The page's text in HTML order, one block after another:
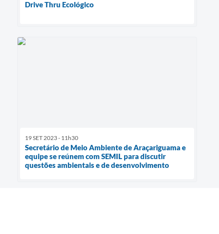
Drive Thru Ecológico
19 SET 2023 - 11h30
Secretário de Meio Ambiente de Araçariguama e
equipe se reúnem com SEMIL para discutir
questões ambientais e de desenvolvimento